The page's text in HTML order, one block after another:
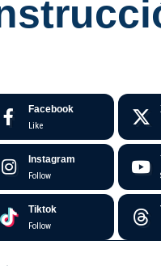
Facebook
Like
Instagram
Follow
Tiktok
Follow